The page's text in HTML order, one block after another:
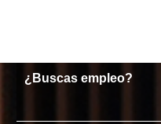
¿Buscas empleo?